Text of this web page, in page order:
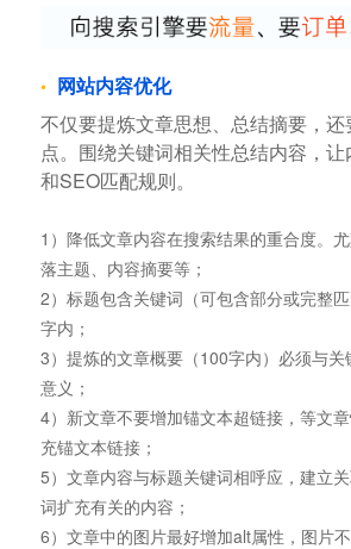
网站内容优化
不仅要提炼文章思想、总结摘要，
点。围绕关键词相关性总结内容，
和SEO匹配规则。
1）降低文章内容在搜索结果的重合度。
落主题、内容摘要等；
2）标题包含关键词（可包含部分或完整
字内；
3）提炼的文章概要（100字内）必须与
意义；
4）新文章不要增加锚文本超链接，等文
充锚文本链接；
5）文章内容与标题关键词相呼应，建立
词扩充有关的内容；
6）文章中的图片最好增加alt属性，图片